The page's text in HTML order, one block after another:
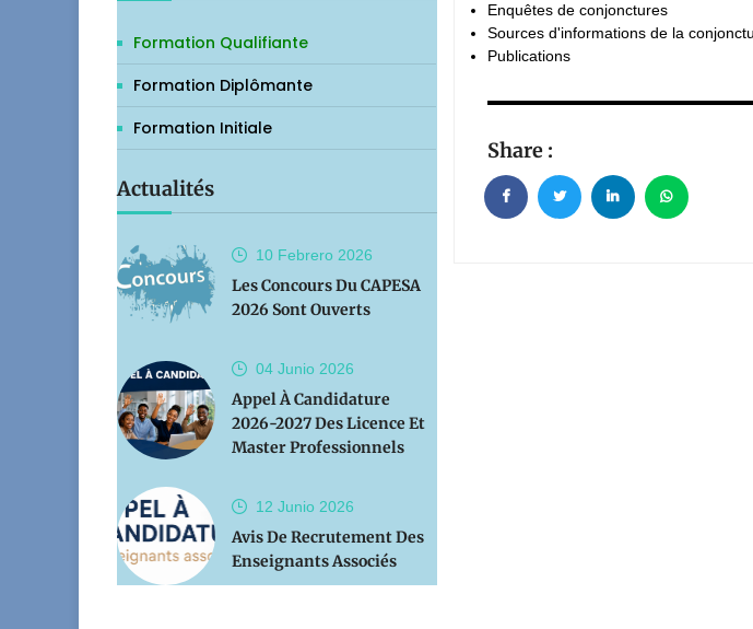
Formation Qualifiante
Formation Diplômante
Formation Initiale
Actualités
10 Febrero 2026
Les Concours Du CAPESA
2026 Sont Ouverts
04 Junio 2026
Appel À Candidature
2026-2027 Des Licence Et
Master Professionnels
12 Junio 2026
Avis De Recrutement Des
Enseignants Associés
Enquêtes de conjonctures
Sources d'informations de la
Publications
Share :